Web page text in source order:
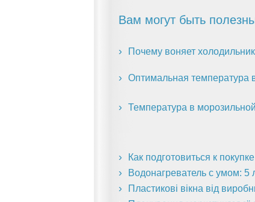
Вам могут быть
Почему воняет
Оптимальная температура
Температура в
Как подготовиться к
Водонагреватель с умом:
Пластикові вікна від